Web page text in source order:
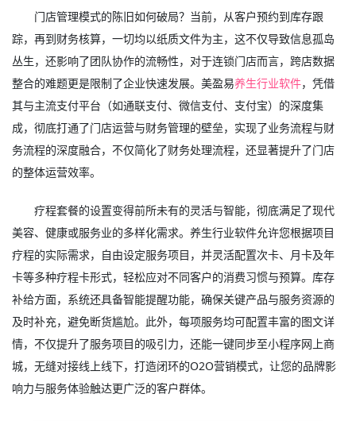
门店管理模式的陈旧如何破局？当前，从客户预约到库存跟
踪，再到财务核算，一切均以纸质文件为主，这不仅导致信息孤岛
丛生，还影响了团队协作的流畅性，对于连锁门店而言，跨店数据
整合的难题更是限制了企业快速发展。美盈易养生行业软件，凭借
其与主流支付平台（如通联支付、微信支付、支付宝）的深度集
成，彻底打通了门店运营与财务管理的壁垒，实现了业务流程与财
务流程的深度融合，不仅简化了财务处理流程，还显著提升了门店
的整体运营效率。
疗程套餐的设置变得前所未有的灵活与智能，彻底满足了现代
美容、健康或服务业的多样化需求。养生行业软件允许您根据项目
疗程的实际需求，自由设定服务项目，并灵活配置次卡、月卡及年
卡等多种疗程卡形式，轻松应对不同客户的消费习惯与预算。库存
补给方面，系统还具备智能提醒功能，确保关键产品与服务资源的
及时补充，避免断货尴尬。此外，每项服务均可配置丰富的图文详
情，不仅提升了服务项目的吸引力，还能一键同步至小程序网上商
城，无缝对接线上线下，打造闭环的O2O营销模式，让您的品牌影
响力与服务体验触达更广泛的客户群体。